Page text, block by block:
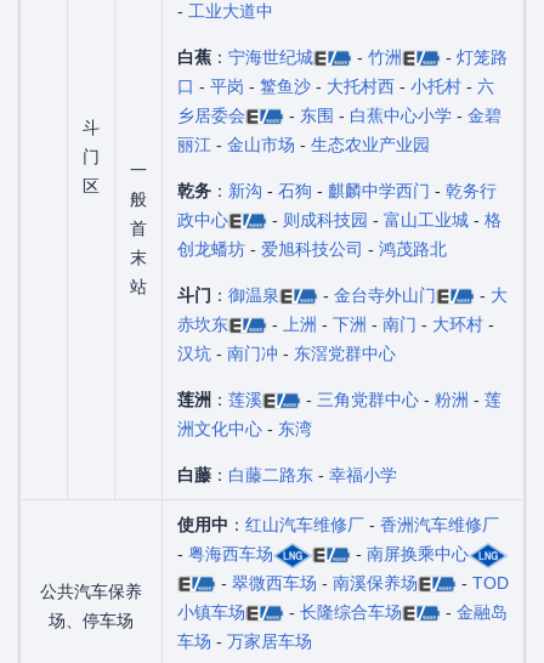
斗
门
区
一
般
首
末
站
- 工业大道中
白蕉 ： 宁海世纪城 - 竹洲 - 灯笼路
口 - 平岗 - 鳘鱼沙 - 大托村西 - 小托村 - 六
乡居委会
- 东围 - 白蕉中心小学 - 金碧
丽江 - 金山市场 - 生态农业产业园
乾务 ： 新沟 - 石狗 - 麒麟中学西门 - 乾务行
政中心
- 则成科技园 - 富山工业城 - 格
创龙蟠坊 - 爱旭科技公司 - 鸿茂路北
斗门 ： 御温泉 - 金台寺外山门 - 大
赤坎东
- 上洲 - 下洲 - 南门 - 大环村 -
汉坑 - 南门冲 - 东滘党群中心
莲洲 ： 莲溪 - 三角党群中心 - 粉洲 - 莲
洲文化中心 - 东湾
白藤 ： 白藤二路东 - 幸福小学
公共汽车保养
场、停车场
使用中 ： 红山汽车维修厂 - 香洲汽车维修厂
- 粤海西车场 - 南屏换乘中心
- 翠微西车场 - 南溪保养场 - TOD
小镇车场
- 长隆综合车场 - 金融岛
车场 - 万家居车场